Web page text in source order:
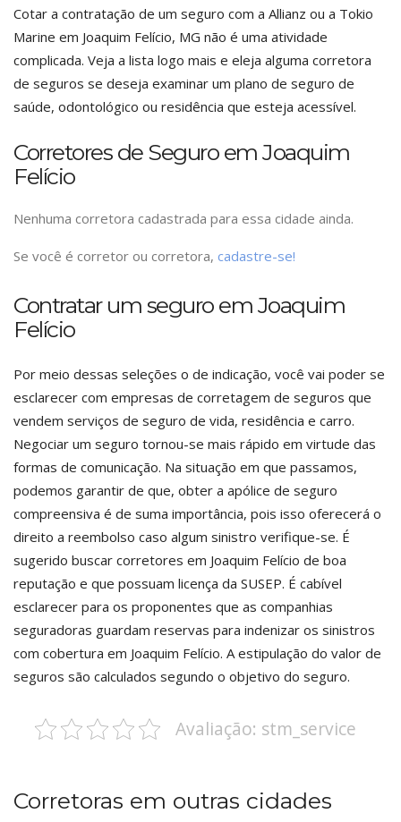
Cotar a contratação de um seguro com a Allianz ou a Tokio
Marine em Joaquim Felício, MG não é uma atividade
complicada. Veja a lista logo mais e eleja alguma corretora
de seguros se deseja examinar um plano de seguro de
saúde, odontológico ou residência que esteja acessível.
Corretores de Seguro em Joaquim
Felício
Nenhuma corretora cadastrada para essa cidade ainda.
Se você é corretor ou corretora, cadastre-se!
Contratar um seguro em Joaquim
Felício
Por meio dessas seleções o de indicação, você vai poder se
esclarecer com empresas de corretagem de seguros que
vendem serviços de seguro de vida, residência e carro.
Negociar um seguro tornou-se mais rápido em virtude das
formas de comunicação. Na situação em que passamos,
podemos garantir de que, obter a apólice de seguro
compreensiva é de suma importância, pois isso oferecerá o
direito a reembolso caso algum sinistro verifique-se. É
sugerido buscar corretores em Joaquim Felício de boa
reputação e que possuam licença da SUSEP. É cabível
esclarecer para os proponentes que as companhias
seguradoras guardam reservas para indenizar os sinistros
com cobertura em Joaquim Felício. A estipulação do valor de
seguros são calculados segundo o objetivo do seguro.
Avaliação: stm_service
Corretoras em outras cidades